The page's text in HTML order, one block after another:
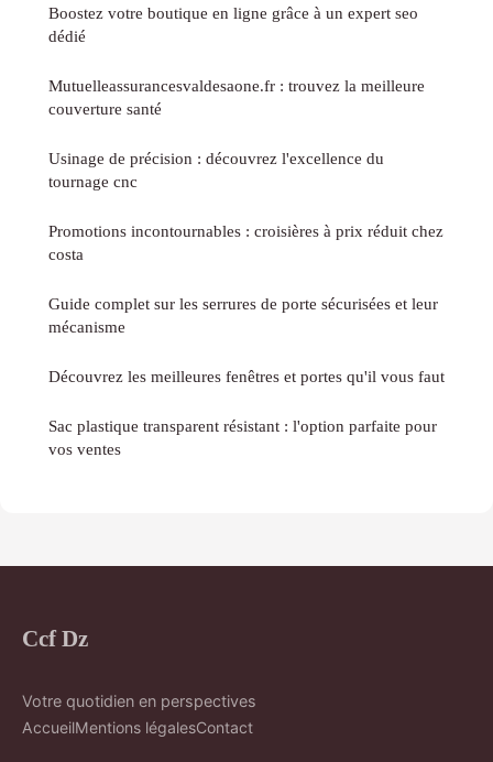
Boostez votre boutique en ligne grâce à un expert seo
dédié
Mutuelleassurancesvaldesaone.fr : trouvez la meilleure
couverture santé
Usinage de précision : découvrez l'excellence du
tournage cnc
Promotions incontournables : croisières à prix réduit chez
costa
Guide complet sur les serrures de porte sécurisées et leur
mécanisme
Découvrez les meilleures fenêtres et portes qu'il vous faut
Sac plastique transparent résistant : l'option parfaite pour
vos ventes
Ccf Dz
Votre quotidien en perspectives
AccueilMentions légalesContact